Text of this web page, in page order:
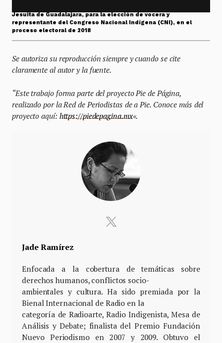
Jesuita de Guadalajara, para la elección de vocera y
representante del Congreso Nacional Indígena (CNI), en el
proceso electoral de 2018
Se autoriza su reproducción siempre y cuando se cite
claramente al autor y la fuente.
“Este trabajo forma parte del proyecto Pie de Página,
realizado por la Red de Periodistas de a Pie. Conoce más del
proyecto aquí: https://piedepagina.mx«.
Jade Ramírez
Enfocada a la cobertura de temáticas sobre
derechos humanos, conflictos socio-
ambientales y cultura. Ha sido premiada por la
Bienal Internacional de Radio en la
categoría de Radioarte, Radio Indigenista, Mesa de
Análisis y Debate; finalista del Premio Fundación
Nuevo Periodismo en 2007 y 2009. Obtuvo el